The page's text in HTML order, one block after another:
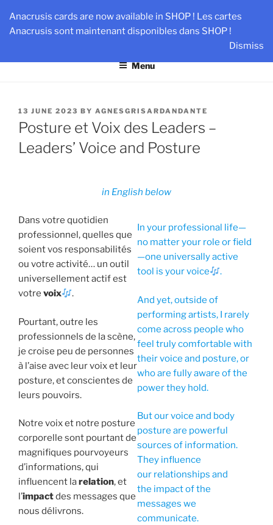
Anacrusis cards are now available in SHOP ! Les cartes
Anacrusis sont maintenant disponibles dans SHOP !
Dismiss
content
AN-DANTE
Team & Leader Performance via Harmonized Relationship
Menu
POSTED
ON
13 JUNE 2023 BY AGNESGRISARDANDANTE
Posture et Voix des Leaders –
Leaders’ Voice and Posture
in English below
Dans votre quotidien
professionnel, quelles que
soient vos responsabilités
ou votre activité… un outil
universellement actif est
votre voix .
Pourtant, outre les
professionnels de la scène,
je croise peu de personnes
à l’aise avec leur voix et leur
posture, et conscientes de
leurs pouvoirs.
Notre voix et notre posture
corporelle sont pourtant de
magnifiques pourvoyeurs
d’informations, qui
influencent larelation, et
l’impactdes messages que
nous délivrons.
In your professional life—
no matter your role or field
—one universally active
tool is your voice
.
And yet, outside of
performing artists, I rarely
come across people who
feel truly comfortable with
their voice and posture, or
who are fully aware of the
power they hold.
But our voice and body
posture are powerful
sources of information.
They influence
our relationships and
the impact of the
messages we
communicate.